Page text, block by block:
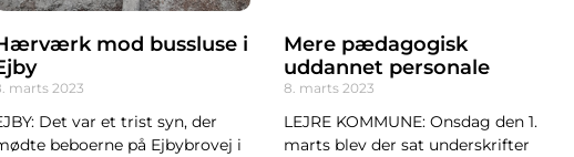
mod bussluse i
marts 2023
Det var et trist syn, der
beboerne på Ejbybrovej i
Mere pædagogisk
uddannet personale
8. marts 2023
LEJRE KOMMUNE: Onsdag den 1.
marts blev der sat underskrifter